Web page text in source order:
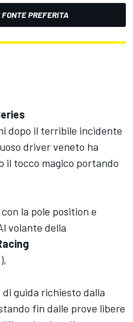
PREFERITA
dopo il terribile incidente
driver veneto ha
il tocco magico portando
la pole position e
volante della
guida richiesto dalla
fin dalle prove libere